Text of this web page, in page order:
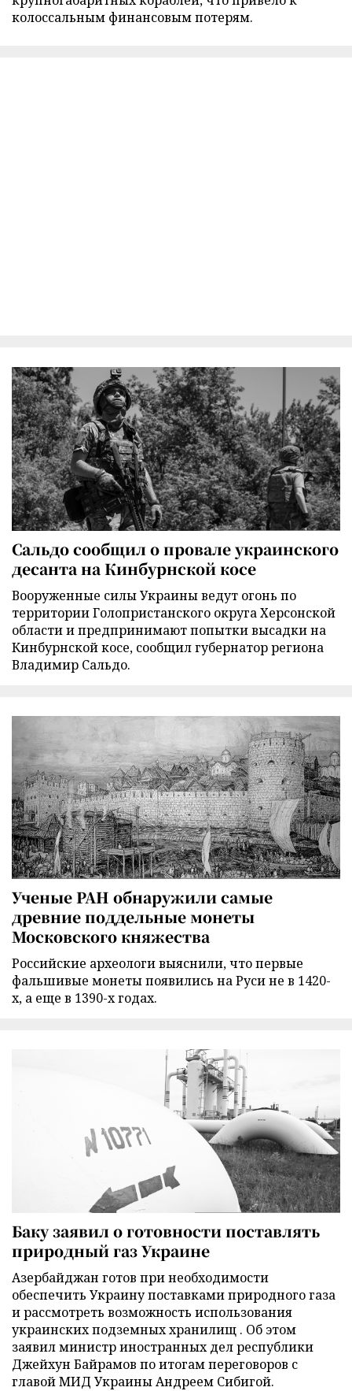
колоссальным финансовым потерям.
Сальдо сообщил о провале украинского
десанта на Кинбурнской косе
Вооруженные силы Украины ведут огонь по
территории Голопристанского округа Херсонской
области и предпринимают попытки высадки на
Кинбурнской косе, сообщил губернатор региона
Владимир Сальдо.
Ученые РАН обнаружили самые
древние поддельные монеты
Московского княжества
Российские археологи выяснили, что первые
фальшивые монеты появились на Руси не в 1420-
х, а еще в 1390-х годах.
Баку заявил о готовности поставлять
природный газ Украине
Азербайджан готов при необходимости
обеспечить Украину поставками природного газа
и рассмотреть возможность использования
украинских подземных хранилищ . Об этом
заявил министр иностранных дел республики
Джейхун Байрамов по итогам переговоров с
главой МИД Украины Андреем Сибигой.